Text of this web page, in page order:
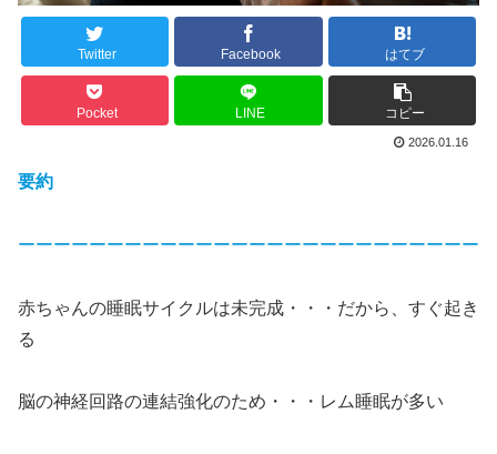
Twitter Facebook はてブ
Pocket LINE コピー
2026.01.16
要約
ーーーーーーーーーーーーーーーーーーーーーーーーーー
赤ちゃんの睡眠サイクルは未完成・・・だから、すぐ起き
る
脳の神経回路の連結強化のため・・・レム睡眠が多い